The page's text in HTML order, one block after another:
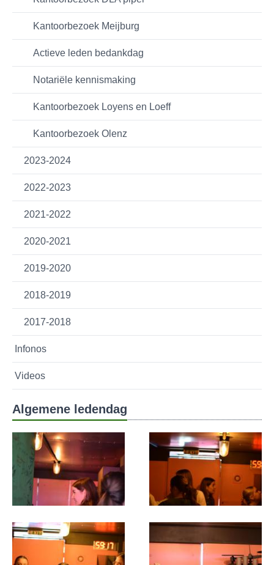
Kantoorbezoek Meijburg
Actieve leden bedankdag
Notariële kennismaking
Kantoorbezoek Loyens en Loeff
Kantoorbezoek Olenz
2023-2024
2022-2023
2021-2022
2020-2021
2019-2020
2018-2019
2017-2018
Infonos
Videos
Algemene ledendag